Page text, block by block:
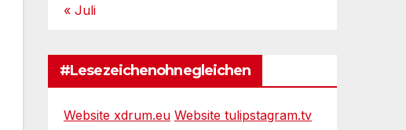
« Juli
#Lesezeichenohnegleichen
Website xdrum.eu Website tulipstagram.tv